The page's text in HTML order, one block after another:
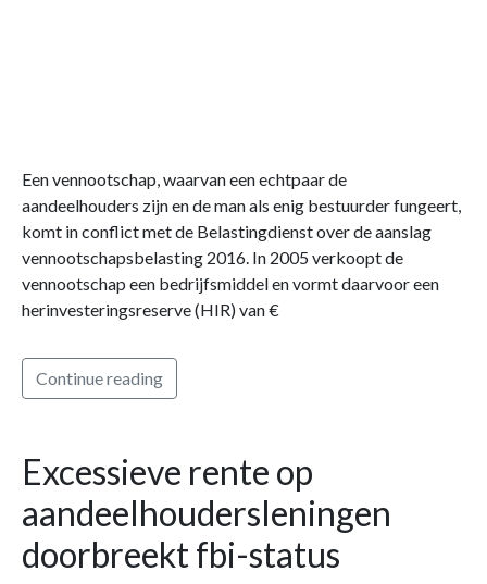
Een vennootschap, waarvan een echtpaar de
aandeelhouders zijn en de man als enig bestuurder fungeert,
komt in conflict met de Belastingdienst over de aanslag
vennootschapsbelasting 2016. In 2005 verkoopt de
vennootschap een bedrijfsmiddel en vormt daarvoor een
herinvesteringsreserve (HIR) van €
Continue reading
Excessieve rente op
aandeelhoudersleningen
doorbreekt fbi-status